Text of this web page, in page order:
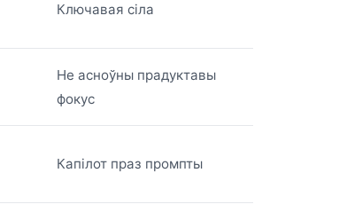
Ключавая сіла
Не асноўны прадуктавы
фокус
Капілот праз промпты